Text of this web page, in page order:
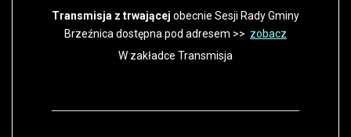
Transmisja z trwającej obecnie Sesji Rady Gminy
Brzeźnica dostępna pod adresem >> zobacz
W zakładce Transmisja